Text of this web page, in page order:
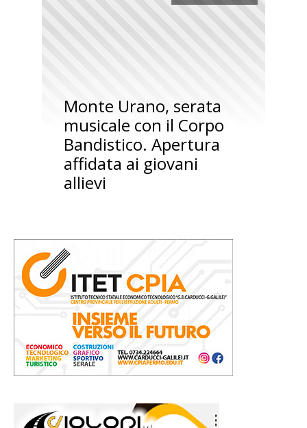
Monte Urano, serata
musicale con il Corpo
Bandistico. Apertura
affidata ai giovani
allievi